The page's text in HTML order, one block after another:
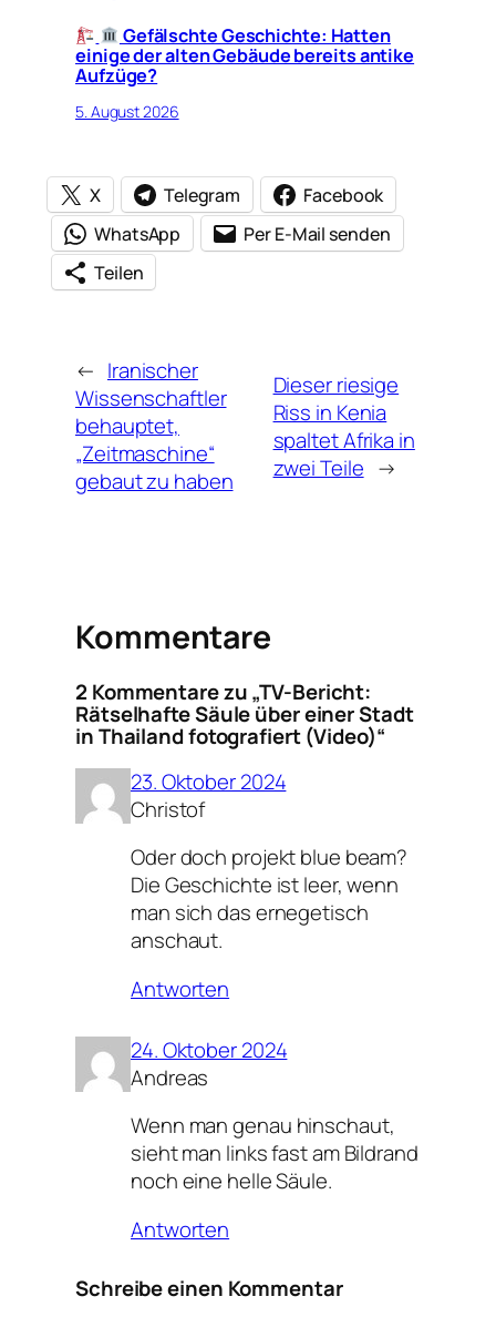
Gefälschte Geschichte: Hatten
einige der alten Gebäude bereits antike
Aufzüge?
5. August 2026
X Telegram
Facebook
WhatsApp
Per E-Mail senden
Teilen
← Iranischer
Wissenschaftler
behauptet,
„Zeitmaschine“
gebaut zu haben
Dieser riesige
Riss in Kenia
spaltet Afrika in
zwei Teile →
Kommentare
2 Kommentare zu „TV-Bericht:
Rätselhafte Säule über einer Stadt
in Thailand fotografiert (Video)“
23. Oktober 2024
Christof
Oder doch projekt blue beam?
Die Geschichte ist leer, wenn
man sich das ernegetisch
anschaut.
Antworten
24. Oktober 2024
Andreas
Wenn man genau hinschaut,
sieht man links fast am Bildrand
noch eine helle Säule.
Antworten
Schreibe einen Kommentar